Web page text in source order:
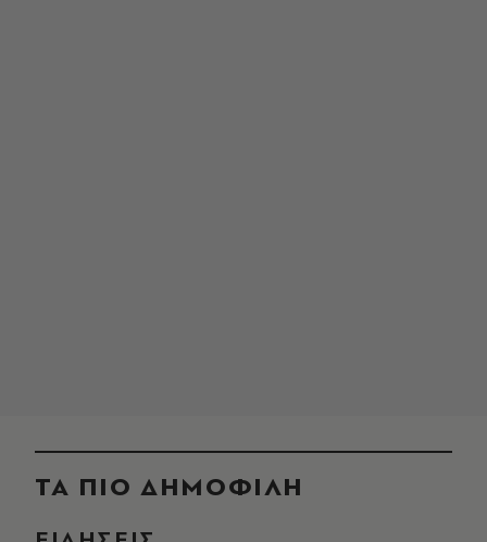
ΤΑ ΠΙΟ ΔΗΜΟΦΙΛΗ